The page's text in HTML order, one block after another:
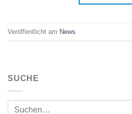
Veröffentlicht am News
SUCHE